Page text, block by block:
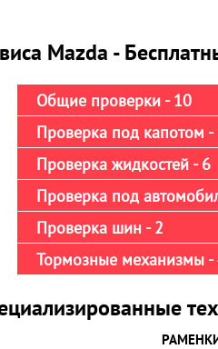
Mazda -
Общие проверки - 10
Проверка под капотом -
Проверка жидкостей - 6
Проверка под
Проверка шин - 2
Тормозные механизмы -